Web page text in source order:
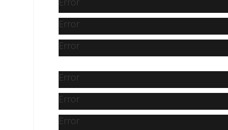
Error
Error
Error
Error
Error